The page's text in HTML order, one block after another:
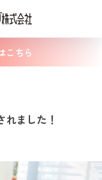
こちら
ました！